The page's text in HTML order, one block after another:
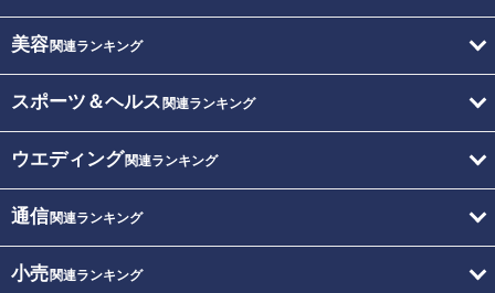
美容関連ランキング
スポーツ＆ヘルス 関連ランキング
ウエディング関連ランキング
通信関連ランキング
小売関連ランキング